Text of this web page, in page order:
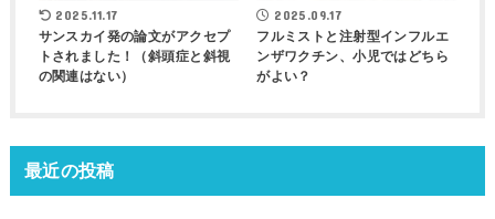
2025.11.17
サンスカイ発の論文がアクセプ
トされました！（斜頭症と斜視
の関連はない）
2025.09.17
フルミストと注射型インフルエ
ンザワクチン、小児ではどちら
がよい？
最近の投稿